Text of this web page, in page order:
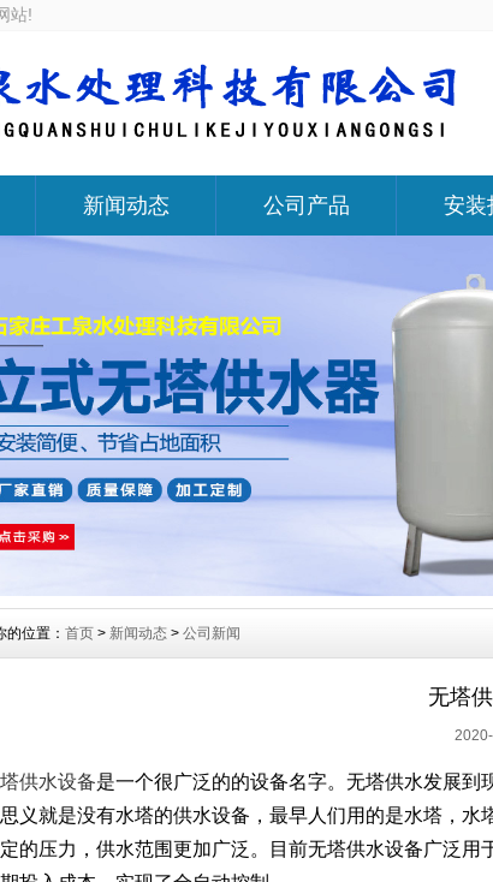
站!
新闻动态 公司产品 安装
的位置： 首页 > 新闻动态 > 公司新闻
无塔
供水设备是一个很广泛的的设备名字。无塔供水发展
义就是没有水塔的供水设备，最早人们用的是水塔，
的压力，供水范围更加广泛。目前无塔供水设备广泛